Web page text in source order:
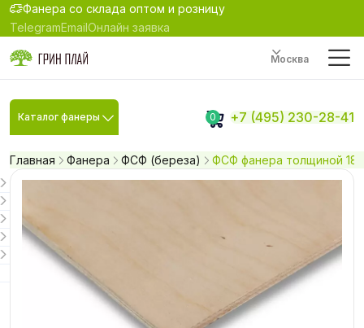
Фанера со склада оптом и розницу
TelegramEmailОнлайн заявка
Москва
Каталог фанеры 0 +7 (495) 230-28-41
Главная Фанера ФСФ (береза) ФСФ фанера толщиной 18